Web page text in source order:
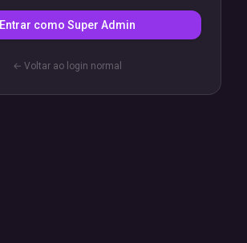
Entrar como Super Admin
← Voltar ao login normal